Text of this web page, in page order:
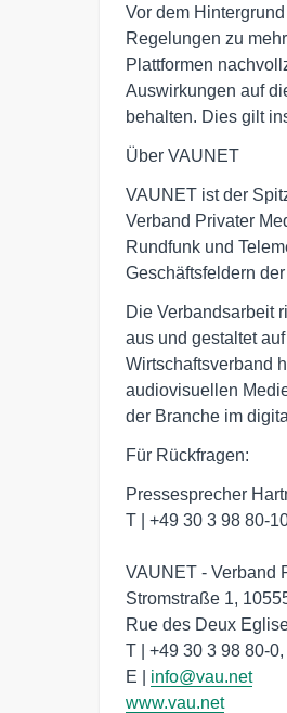
Vor dem
Regelungen zu
Plattformen
Auswirkungen auf
behalten. Dies gilt
Über VAUNET
VAUNET ist der
Verband Privater
Rundfunk und
Geschäftsfeldern
Die Verbandsarbeit
aus und gestaltet
Wirtschaftsverband
audiovisuellen
der Branche im
Für Rückfragen:
Pressesprecher
T | +49 30 3 98 80-
VAUNET - Verband
Stromstraße 1,
Rue des Deux
T | +49 30 3 98 80-
E | info@vau.net
www.vau.net